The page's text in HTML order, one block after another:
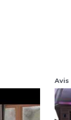
Avis